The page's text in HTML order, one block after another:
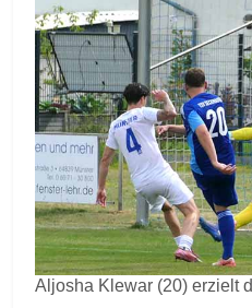
Aljosha Klewar (20) erzielt